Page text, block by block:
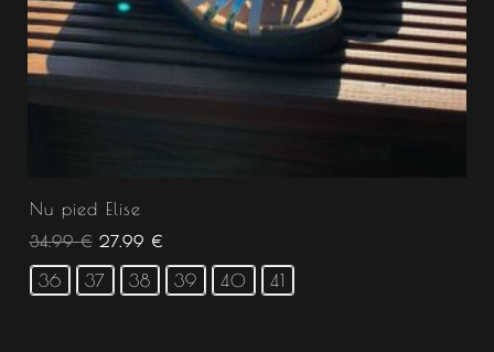
Nu pied Elise
34.99€ 27.99 €
36 37 38 39 40 41